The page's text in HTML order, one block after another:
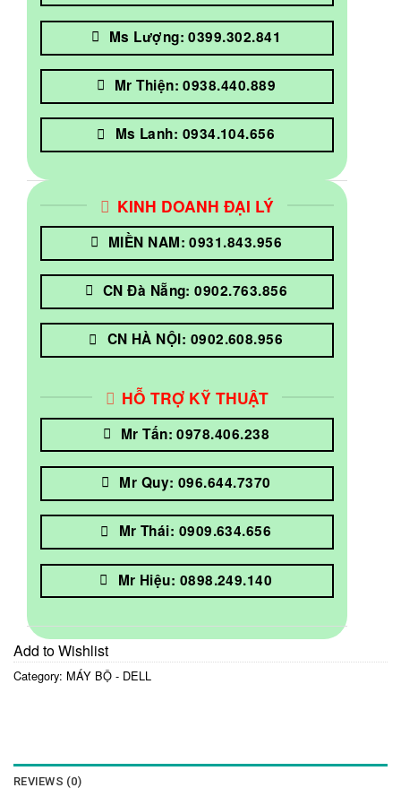
Ms Lượng: 0399.302.841
Mr Thiện: 0938.440.889
Ms Lanh: 0934.104.656
KINH DOANH ĐẠI LÝ
MIỀN NAM: 0931.843.956
CN Đà Nẵng: 0902.763.856
CN HÀ NỘI: 0902.608.956
HỖ TRỢ KỸ THUẬT
Mr Tấn: 0978.406.238
Mr Quy: 096.644.7370
Mr Thái: 0909.634.656
Mr Hiệu: 0898.249.140
Add to Wishlist
Category: MÁY BỘ - DELL
REVIEWS (0)